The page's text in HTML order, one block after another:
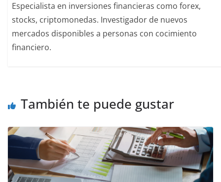
Especialista en inversiones financieras como forex,
stocks, criptomonedas. Investigador de nuevos
mercados disponibles a personas con cocimiento
financiero.
También te puede gustar